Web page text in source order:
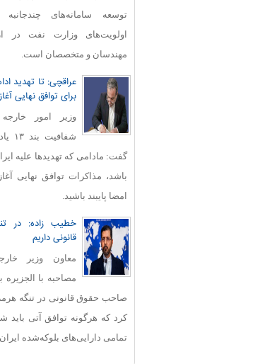
توسعه سامانه‌های
اولویت‌های وزارت نفت در
مهندسان و متخصصان است.
عراقچی: تا تهدید
برای توافق نهایی
وزیر امور خارجه
گفت: مادامی که تهدیدها علیه
باشد، مذاکرات توافق نهایی
امضا پایبند باشید.
خطیب زاده: در
قانونی داریم
معاون وزیر
مصاحبه با الجزیره
صاحب حقوق قانونی در تنگه
کرد که هرگونه توافق آتی باید
تمامی دارایی‌های بلوکه‌شده